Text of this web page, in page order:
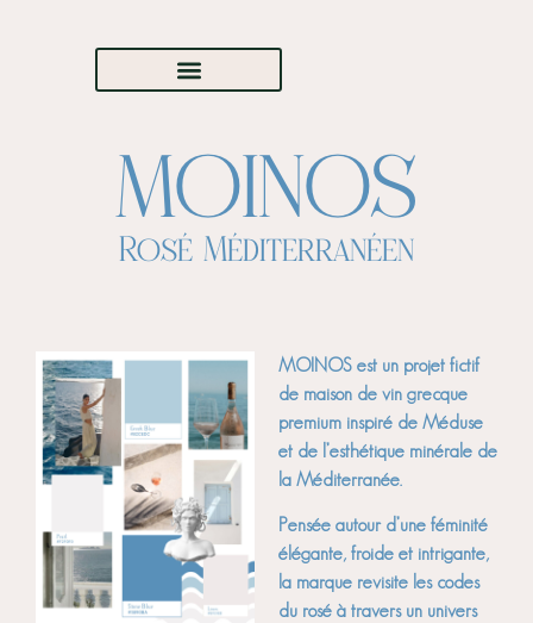
MOINOS
Rosé Méditerranéen
MOINOS est un projet fictif
de maison de vin grecque
premium inspiré de Méduse
et de l’esthétique minérale de
la Méditerranée.
Pensée autour d’une féminité
élégante, froide et intrigante,
la marque revisite les codes
du rosé à travers un univers